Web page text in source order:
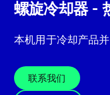
螺旋冷却器 -
本机用于冷却产品
联系我们